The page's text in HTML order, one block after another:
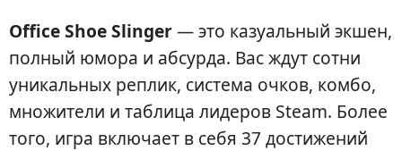
Office Shoe Slinger— это казуальный экшен,
полный юмора и абсурда. Вас ждут сотни
уникальных реплик, система очков, комбо,
множители и таблица лидеров Steam. Более
того, игра включает в себя 37 достижений